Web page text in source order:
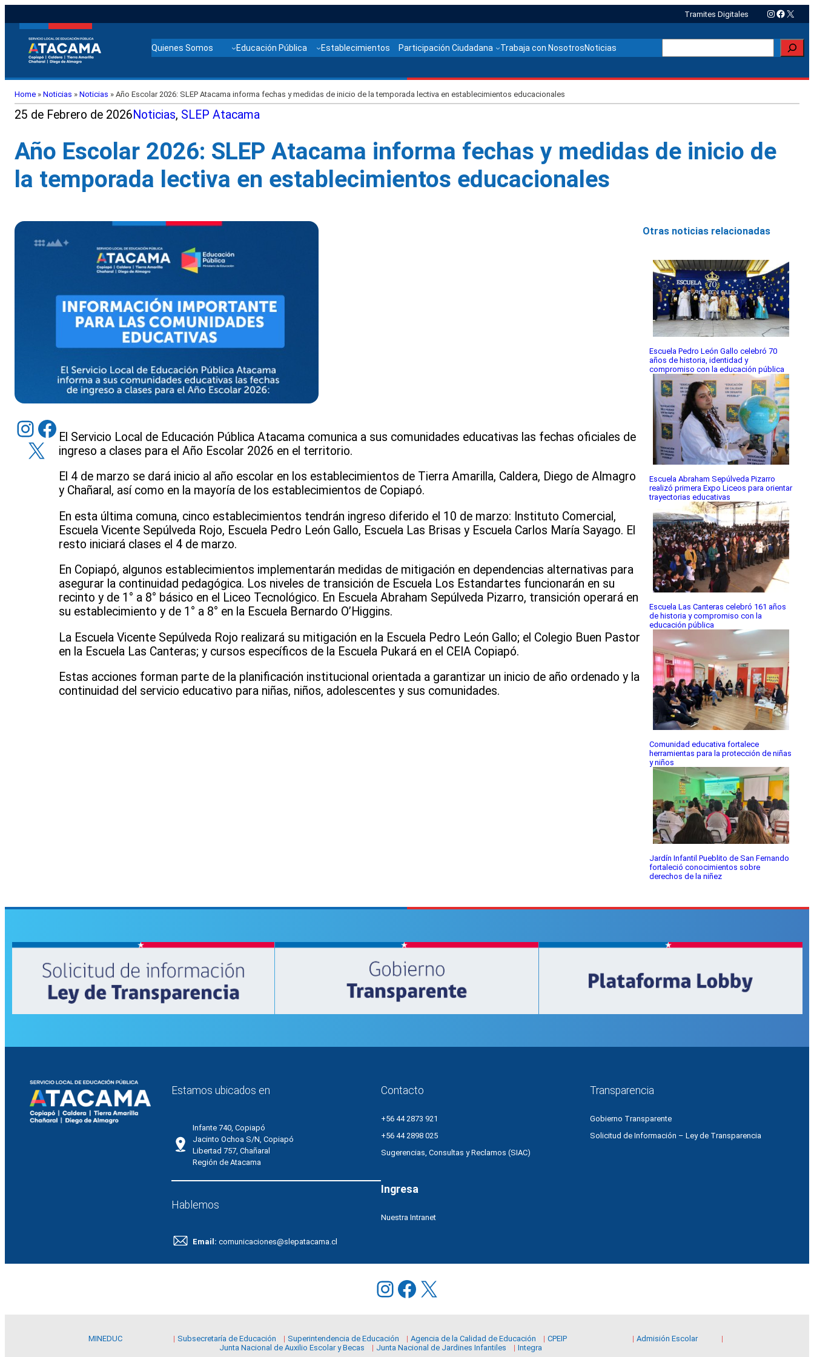
Tramites Digitales Instagram
X
Quienes Somos Educación Pública Establecimientos Participación Ciudadana Trabaja con NosotrosNoticias
Home » Noticias » Noticias » Año Escolar 2026: SLEP Atacama informa fechas y medidas de inicio de la temporada lectiva en establecimientos educacionales
25 de Febrero de 2026Noticias, SLEP Atacama
Año Escolar 2026: SLEP Atacama informa fechas y medidas de inicio de
la temporada lectiva en establecimientos educacionales
Instagram Facebook
X
El Servicio Local de Educación Pública Atacama comunica a sus comunidades educativas las fechas oficiales de
ingreso a clases para el Año Escolar 2026 en el territorio.
El 4 de marzo se dará inicio al año escolar en los establecimientos de Tierra Amarilla, Caldera, Diego de Almagro
y Chañaral, así como en la mayoría de los establecimientos de Copiapó.
En esta última comuna, cinco establecimientos tendrán ingreso diferido el 10 de marzo: Instituto Comercial,
Escuela Vicente Sepúlveda Rojo, Escuela Pedro León Gallo, Escuela Las Brisas y Escuela Carlos María Sayago. El
resto iniciará clases el 4 de marzo.
En Copiapó, algunos establecimientos implementarán medidas de mitigación en dependencias alternativas para
asegurar la continuidad pedagógica. Los niveles de transición de Escuela Los Estandartes funcionarán en su
recinto y de 1° a 8° básico en el Liceo Tecnológico. En Escuela Abraham Sepúlveda Pizarro, transición operará en
su establecimiento y de 1° a 8° en la Escuela Bernardo O’Higgins.
La Escuela Vicente Sepúlveda Rojo realizará su mitigación en la Escuela Pedro León Gallo; el Colegio Buen Pastor
en la Escuela Las Canteras; y cursos específicos de la Escuela Pukará en el CEIA Copiapó.
Estas acciones forman parte de la planificación institucional orientada a garantizar un inicio de año ordenado y la
continuidad del servicio educativo para niñas, niños, adolescentes y sus comunidades.
Otras noticias relacionadas
Escuela Pedro León Gallo celebró 70
años de historia, identidad y
compromiso con la educación pública
Escuela Abraham Sepúlveda Pizarro
realizó primera Expo Liceos para orientar
trayectorias educativas
Escuela Las Canteras celebró 161 años
de historia y compromiso con la
educación pública
Comunidad educativa fortalece
herramientas para la protección de niñas
y niños
Jardín Infantil Pueblito de San Fernando
fortaleció conocimientos sobre
derechos de la niñez
Estamos ubicados en
Infante 740, Copiapó
Jacinto Ochoa S/N, Copiapó
Libertad 757, Chañaral
Región de Atacama
Hablemos
Email: comunicaciones@slepatacama.cl
Contacto
+56 44 2873 921
+56 44 2898 025
Sugerencias, Consultas y Reclamos (SIAC)
Ingresa
Nuestra Intranet
Transparencia
Gobierno Transparente
Solicitud de Información – Ley de Transparencia
Instagram
Facebook
X
MINEDUC Subsecretaría de Educación Superintendencia de Educación Agencia de la Calidad de Educación CPEIP
Admisión Escolar
Junta Nacional de Auxilio Escolar y Becas
Junta Nacional de Jardines Infantiles Integra